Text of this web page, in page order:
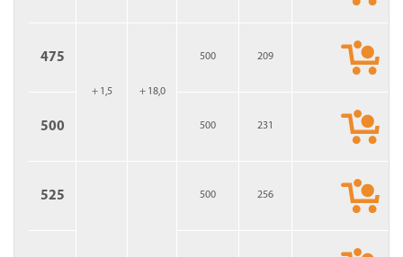
475
+ 1,5 + 18,0
500 209
500 500 231
525 500 256